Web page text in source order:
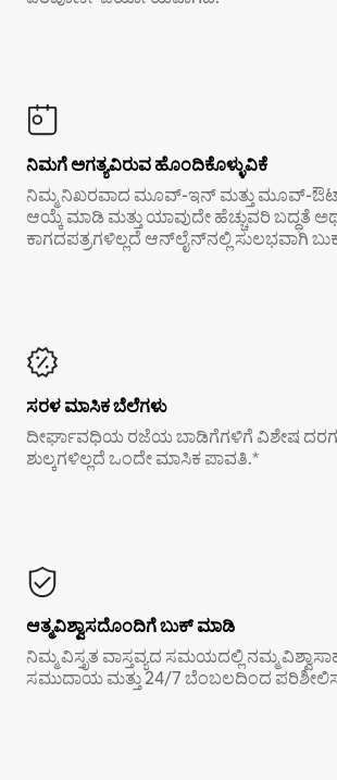
ನಿಮಗೆ ಅಗತ್ಯವಿರುವ ಹೊಂದಿಕೊಳ್ಳುವಿಕೆ
ನಿಮ್ಮ ನಿಖರವಾದ ಮೂವ್-ಇನ್ ಮತ್ತು ಮೂವ್-ಔಟ್
ಆಯ್ಕೆ ಮಾಡಿ ಮತ್ತು ಯಾವುದೇ ಹೆಚ್ಚುವರಿ ಬದ್ಧತೆ
ಕಾಗದಪತ್ರಗಳಿಲ್ಲದೆ ಆನ್‌ಲೈನ್‌ನಲ್ಲಿ ಸುಲಭವಾಗಿ
ಸರಳ ಮಾಸಿಕ ಬೆಲೆಗಳು
ದೀರ್ಘಾವಧಿಯ ರಜೆಯ ಬಾಡಿಗೆಗಳಿಗೆ ವಿಶೇಷ
ಶುಲ್ಕಗಳಿಲ್ಲದೆ ಒಂದೇ ಮಾಸಿಕ ಪಾವತಿ.*
ಆತ್ಮವಿಶ್ವಾಸದೊಂದಿಗೆ ಬುಕ್ ಮಾಡಿ
ನಿಮ್ಮ ವಿಸ್ತೃತ ವಾಸ್ತವ್ಯದ ಸಮಯದಲ್ಲಿ ನಮ್ಮ
ಸಮುದಾಯ ಮತ್ತು 24/7 ಬೆಂಬಲದಿಂದ